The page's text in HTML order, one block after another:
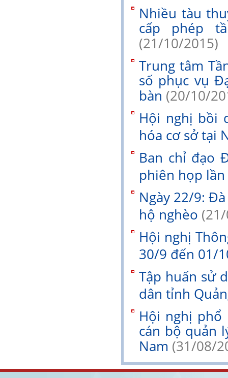
Nhiều tàu
cấp phép
(21/10/2015)
Trung tâm
số phục vụ
bàn (20/10/
Hội nghị bồi
hóa cơ sở tại
Ban chỉ đạo
phiên họp
Ngày 22/9:
hộ nghèo
Hội nghị
30/9 đến 01/
Tập huấn sử
dân tỉnh
Hội nghị phổ
cán bộ quản
Nam (31/08/